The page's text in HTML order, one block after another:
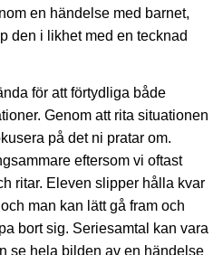
en händelse med barnet,
den i likhet med en tecknad
för att förtydliga både
Genom att rita situationen
på det ni pratar om.
eftersom vi oftast
ritar. Eleven slipper hålla kvar
man kan lätt gå fram och
bort sig. Seriesamtal kan vara
se hela bilden av en händelse